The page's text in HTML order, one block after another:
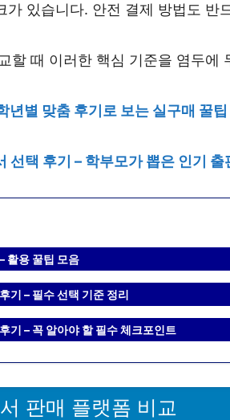
가 있습니다. 안전 결제 방법도 반
할 때 이러한 핵심 기준을 염두에
년별 맞춤 후기로 보는 실구매 꿀팁
선택 후기 – 학부모가 뽑은 인기 출
활용 꿀팁 모음
기 – 필수 선택 기준 정리
기 – 꼭 알아야 할 필수 체크포인트
판매 플랫폼 비교